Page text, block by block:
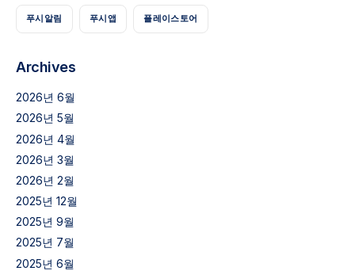
푸시알림 푸시앱 플레이스토어
Archives
2026년 6월
2026년 5월
2026년 4월
2026년 3월
2026년 2월
2025년 12월
2025년 9월
2025년 7월
2025년 6월